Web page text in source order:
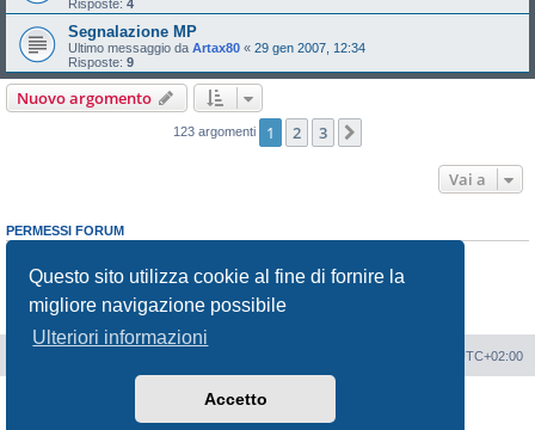
Questo sito utilizza cookie al fine di fornire la
migliore navigazione possibile
Ulteriori informazioni
Accetto
Risposte: 4
Segnalazione MP
Ultimo messaggio da Artax80 « 29 gen 2007, 12:34
Risposte: 9
Nuovo argomento
123 argomenti 1 2 3
Vai a
PERMESSI FORUM
Non puoi rispondere negli argomenti
Non puoimodificare i tuoi messaggi
Non puoi cancellare i tuoi messaggi
Non puoi
inviare allegati
UTC+02:00
phpBB® Forum Software © phpBB Limited
Traduzione ItalianaphpBB-Italia.it